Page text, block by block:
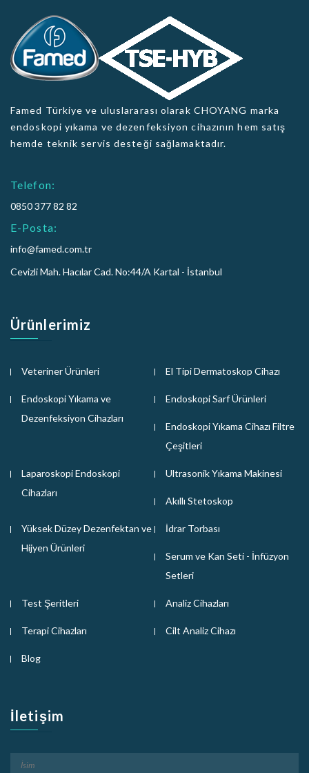
Famed Türkiye ve uluslararası olarak CHOYANG marka
endoskopi yıkama ve dezenfeksiyon cihazının hem satış
hemde teknik servis desteği sağlamaktadır.
Telefon:
0850 377 82 82
E-Posta:
info@famed.com.tr
Cevizli Mah. Hacılar Cad. No:44/A Kartal - İstanbul
Ürünlerimiz
Veteriner Ürünleri El Tipi Dermatoskop Cihazı
Endoskopi Yıkama ve
Dezenfeksiyon Cihazları
Endoskopi Sarf Ürünleri
Endoskopi Yıkama Cihazı Filtre
Çeşitleri
Laparoskopi Endoskopi
Cihazları
Ultrasonik Yıkama Makinesi
Akıllı Stetoskop
Yüksek Düzey Dezenfektan ve
Hijyen Ürünleri
İdrar Torbası
Serum ve Kan Seti - İnfüzyon
Setleri
Test Şeritleri Analiz Cihazları
Terapi Cihazları Cilt Analiz Cihazı
Blog
İletişim